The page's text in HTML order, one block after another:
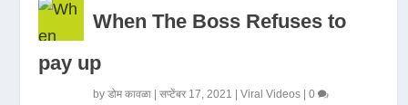
When The Boss Refuses to
pay up
byडोम कावळा |सप्टेंबर 17, 2021 |Viral Videos |0